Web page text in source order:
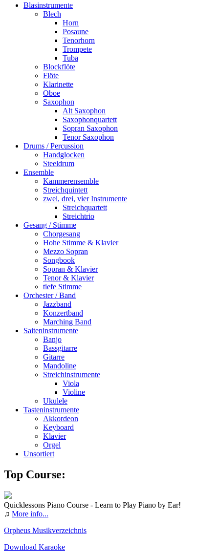
Blasinstrumente
Blech
Horn
Posaune
Tenorhorn
Trompete
Tuba
Blockflöte
Flöte
Klarinette
Oboe
Saxophon
Alt Saxophon
Saxophonquartett
Sopran Saxophon
Tenor Saxophon
Drums / Percussion
Handglocken
Steeldrum
Ensemble
Kammerensemble
Streichquintett
zwei, drei, vier Instrumente
Streichquartett
Streichtrio
Gesang / Stimme
Chorgesang
Hohe Stimme & Klavier
Mezzo Sopran
Songbook
Sopran & Klavier
Tenor & Klavier
tiefe Stimme
Orchester / Band
Jazzband
Konzertband
Marching Band
Saiteninstrumente
Banjo
Bassgitarre
Gitarre
Mandoline
Streichinstrumente
Viola
Violine
Ukulele
Tasteninstrumente
Akkordeon
Keyboard
Klavier
Orgel
Unsortiert
Top Course:
Quicklessons Piano Course - Learn to Play Piano by Ear!
♫ More info...
Orpheus Musikverzeichnis
Download Karaoke